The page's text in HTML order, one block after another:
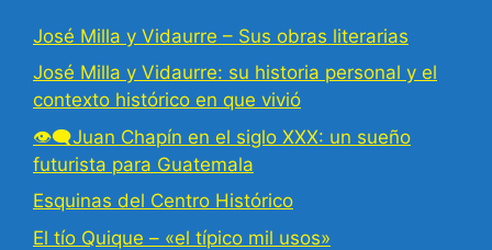
José Milla y Vidaurre – Sus obras literarias
José Milla y Vidaurre: su historia personal y el
contexto histórico en que vivió
👁‍🗨Juan Chapín en el siglo XXX: un sueño
futurista para Guatemala
Esquinas del Centro Histórico
El tío Quique – «el típico mil usos»